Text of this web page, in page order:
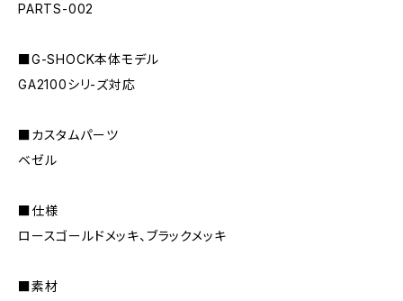
PARTS-002
■G-SHOCK本体モデル
GA2100シリ-ズ対応
■カスタムパーツ
ベゼル
■仕様
ロースゴールドメッキ、ブラックメッキ
■素材